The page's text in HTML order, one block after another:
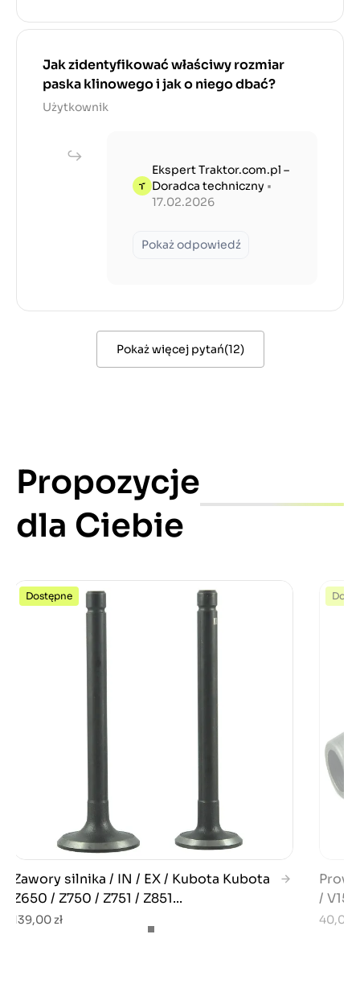
Jak zidentyfikować właściwy rozmiar
paska klinowego i jak o niego dbać?
Użytkownik
Ekspert Traktor.com.pl –
Doradca techniczny •
17.02.2026
Pokaż odpowiedź
Pokaż więcej pytań(12)
Propozycje
dla Ciebie
Dostępne
Zawory silnika / IN / EX / Kubota Kubota
Z650 / Z750 / Z751 / Z851...
139,00 zł
/
40,00